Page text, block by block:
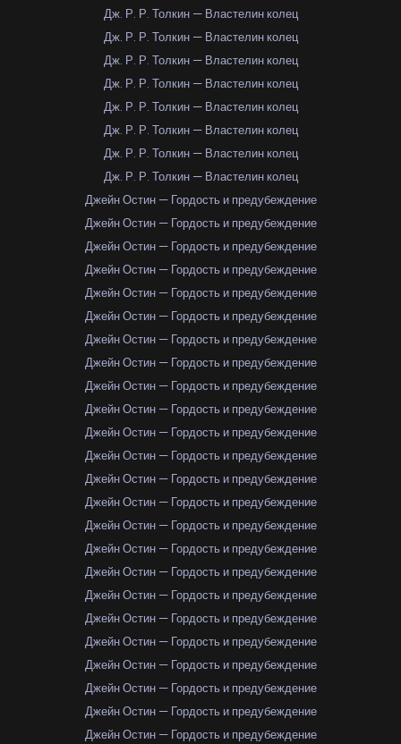
Дж. Р. Р. Толкин — Властелин колец
Дж. Р. Р. Толкин — Властелин колец
Дж. Р. Р. Толкин — Властелин колец
Дж. Р. Р. Толкин — Властелин колец
Дж. Р. Р. Толкин — Властелин колец
Дж. Р. Р. Толкин — Властелин колец
Дж. Р. Р. Толкин — Властелин колец
Дж. Р. Р. Толкин — Властелин колец
Джейн Остин — Гордость и предубеждение
Джейн Остин — Гордость и предубеждение
Джейн Остин — Гордость и предубеждение
Джейн Остин — Гордость и предубеждение
Джейн Остин — Гордость и предубеждение
Джейн Остин — Гордость и предубеждение
Джейн Остин — Гордость и предубеждение
Джейн Остин — Гордость и предубеждение
Джейн Остин — Гордость и предубеждение
Джейн Остин — Гордость и предубеждение
Джейн Остин — Гордость и предубеждение
Джейн Остин — Гордость и предубеждение
Джейн Остин — Гордость и предубеждение
Джейн Остин — Гордость и предубеждение
Джейн Остин — Гордость и предубеждение
Джейн Остин — Гордость и предубеждение
Джейн Остин — Гордость и предубеждение
Джейн Остин — Гордость и предубеждение
Джейн Остин — Гордость и предубеждение
Джейн Остин — Гордость и предубеждение
Джейн Остин — Гордость и предубеждение
Джейн Остин — Гордость и предубеждение
Джейн Остин — Гордость и предубеждение
Джейн Остин — Гордость и предубеждение